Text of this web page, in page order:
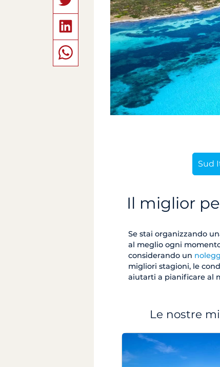
Sud
Il miglior
Se stai organizzando
al meglio ogni
considerando un
migliori stagioni, le
aiutarti a pianificare al
Le nostre